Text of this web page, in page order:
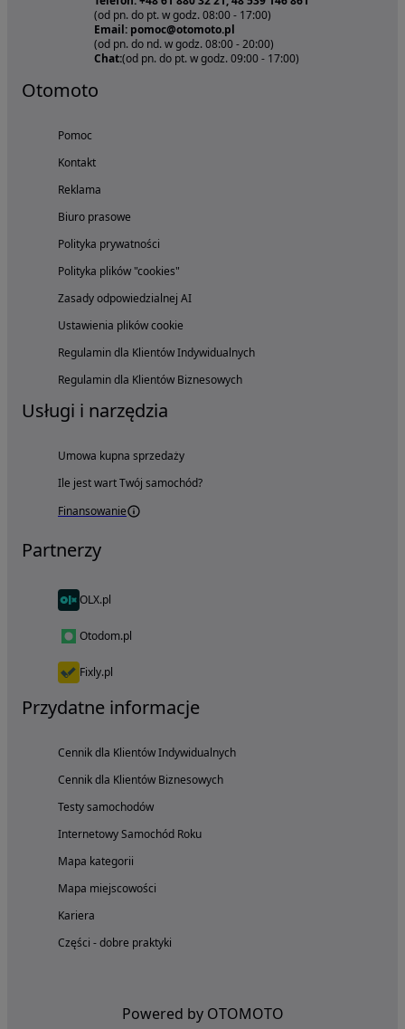
(od pn. do pt. w godz. 08:00 - 17:00)
Email: pomoc@otomoto.pl
(od pn. do nd. w godz. 08:00 - 20:00)
Chat:(od pn. do pt. w godz. 09:00 - 17:00)
Otomoto
Pomoc
Kontakt
Reklama
Biuro prasowe
Polityka prywatności
Polityka plików "cookies"
Zasady odpowiedzialnej AI
Ustawienia plików cookie
Regulamin dla Klientów Indywidualnych
Regulamin dla Klientów Biznesowych
Usługi i narzędzia
Umowa kupna sprzedaży
Ile jest wart Twój samochód?
Finansowanie
Partnerzy
OLX.pl
Otodom.pl
Fixly.pl
Przydatne informacje
Cennik dla Klientów Indywidualnych
Cennik dla Klientów Biznesowych
Testy samochodów
Internetowy Samochód Roku
Mapa kategorii
Mapa miejscowości
Kariera
Części - dobre praktyki
Powered by OTOMOTO